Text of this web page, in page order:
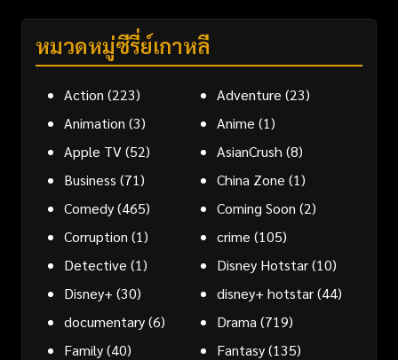
หมวดหมู่ซีรี่ย์เกาหลี
Action (223) Adventure (23)
Animation (3) Anime (1)
Apple TV(52) AsianCrush (8)
Business (71) China Zone (1)
Comedy(465) Coming Soon (2)
Corruption (1) crime (105)
Detective (1) Disney Hotstar(10)
Disney+ (30) disney+ hotstar(44)
documentary(6) Drama (719)
Family(40) Fantasy(135)